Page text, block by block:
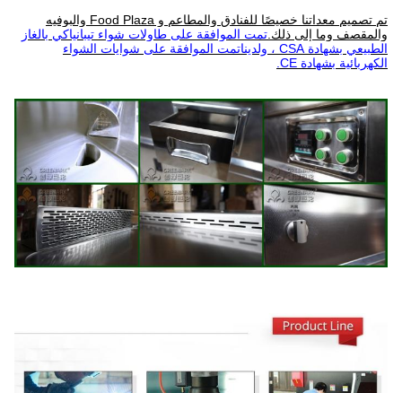
تم تصميم معداتنا خصيصًا للفنادق والمطاعم و Food Plaza والبوفيه
والمقصف وما إلى ذلك.تمت الموافقة على طاولات شواء تيبانياكي بالغاز
الطبيعي بشهادة CSA ، ولدينا
تمت الموافقة على شوايات الشواء
الكهربائية بشهادة CE.